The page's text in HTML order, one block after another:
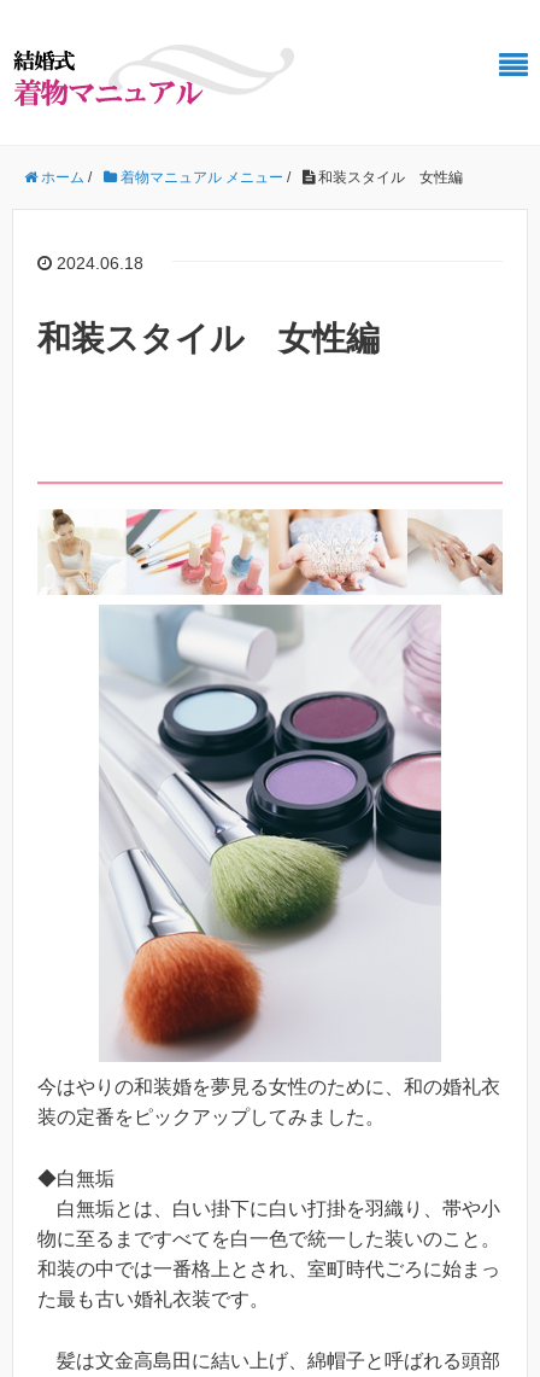
ホーム / 着物マニュアル メニュー / 和装スタイル 女性編
2024.06.18
和装スタイル 女性編
今はやりの和装婚を夢見る女性のために、和の婚礼衣
装の定番をピックアップしてみました。
◆白無垢
白無垢とは、白い掛下に白い打掛を羽織り、帯や小
物に至るまですべてを白一色で統一した装いのこと。
和装の中では一番格上とされ、室町時代ごろに始まっ
た最も古い婚礼衣装です。
髪は文金高島田に結い上げ、綿帽子と呼ばれる頭部